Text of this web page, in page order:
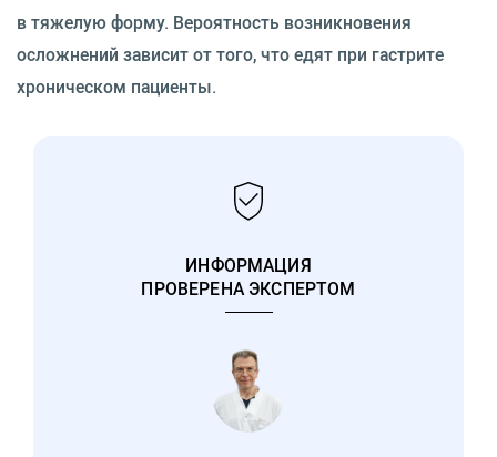
в тяжелую форму. Вероятность возникновения
осложнений зависит от того, что едят при гастрите
хроническом пациенты.
ИНФОРМАЦИЯ
ПРОВЕРЕНА ЭКСПЕРТОМ